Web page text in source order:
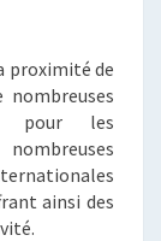
proximité de
nombreuses
pour les
ainsi des